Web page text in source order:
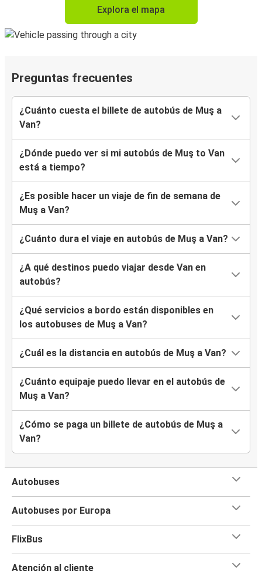
Explora el mapa
Preguntas frecuentes
¿Cuánto cuesta el billete de autobús de Muş a
Van?
¿Dónde puedo ver si mi autobús de Muş to Van
está a tiempo?
¿Es posible hacer un viaje de fin de semana de
Muş a Van?
¿Cuánto dura el viaje en autobús de Muş a Van?
¿A qué destinos puedo viajar desde Van en
autobús?
¿Qué servicios a bordo están disponibles en
los autobuses de Muş a Van?
¿Cuál es la distancia en autobús de Muş a Van?
¿Cuánto equipaje puedo llevar en el autobús de
Muş a Van?
¿Cómo se paga un billete de autobús de Muş a
Van?
Autobuses
Autobuses por Europa
FlixBus
Atención al cliente